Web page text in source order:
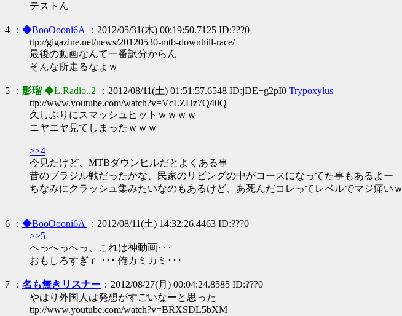
テストん
4 ： ◆BooOooni6A ：2012/05/31(木) 00:19:50.7125 ID:???0
ttp://gigazine.net/news/20120530-mtb-downhill-race/
最後の動画なんて一番訳分からん
そんな所走るなよｗ
5 ： 影瑠 ◆L.Radio..2 ：2012/08/11(土) 01:51:57.6548 ID:jDE+g2pI0 Trypoxylus
ttp://www.youtube.com/watch?v=VcLZHz7Q40Q
久しぶりにスマッシュヒットｗｗｗｗ
ニヤニヤ見てしまったｗｗｗ
>>4
今見たけど、MTBダウンヒルだとよくある事
昔のブラジル戦だったかな、民家のリビングの中がコースになってた事もあるよー
ちなみにクラッシュ集みたいなのもあるけど、あ死んだコレってレベルでマジ痛いｗ
6 ： ◆BooOooni6A ：2012/08/11(土) 14:32:26.4463 ID:???0
>>5
へっへっへっ、これは神動画･･･
おもしろすぎｒ ･･･ 俺カミカミ･･･
7 ： 名も無きリスナー ：2012/08/27(月) 00:04:24.8585 ID:???0
やはり外国人は発想がすごいなーと思った
ttp://www.youtube.com/watch?v=BRXSDL5bXM